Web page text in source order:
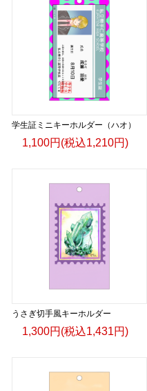
学生証ミニキーホルダー（ハオ）
1,100円(税込1,210円)
うさぎ切手風キーホルダー
1,300円(税込1,431円)